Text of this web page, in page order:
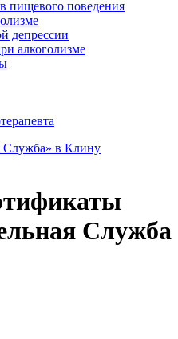
пищевого поведения
депрессии
алкоголизме
Служба» в Клину
Служба